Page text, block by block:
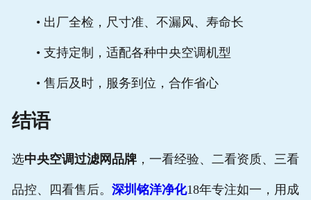
• 出厂全检，尺寸准、不漏风、寿命长
• 支持定制，适配各种中央空调机型
• 售后及时，服务到位，合作省心
结语
选中央空调过滤网品牌，一看经验、二看资质、三看
品控、四看售后。 深圳铭洋净化18年专注如一，用成